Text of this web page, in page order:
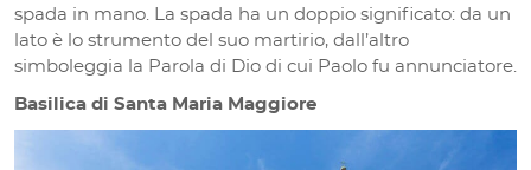
spada in mano. La spada ha un doppio significato: da un
lato è lo strumento del suo martirio, dall’altro
simboleggia la Parola di Dio di cui Paolo fu annunciatore.
Basilica di Santa Maria Maggiore